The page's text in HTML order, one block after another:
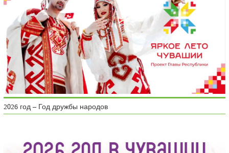
2026 год – Год дружбы народов